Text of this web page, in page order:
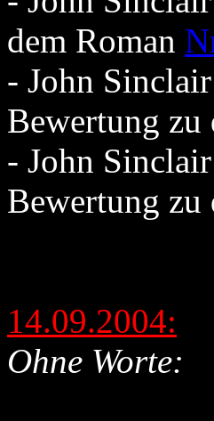
dem Roman
- John
Bewertung zu
- John
Bewertung zu
14.09.2004:
Ohne Worte: